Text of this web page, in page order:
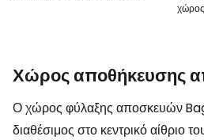
χώρος
Χώρος αποθήκευσης
Ο χώρος φύλαξης αποσκευών
διαθέσιμος στο κεντρικό αίθριο